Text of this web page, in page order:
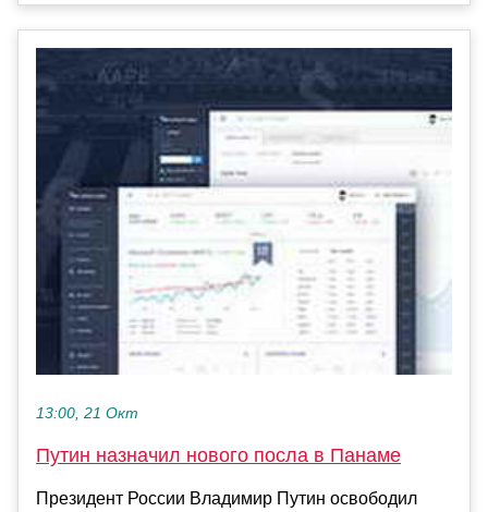
13:00, 21 Окт
Путин назначил нового посла в Панаме
Президент России Владимир Путин освободил